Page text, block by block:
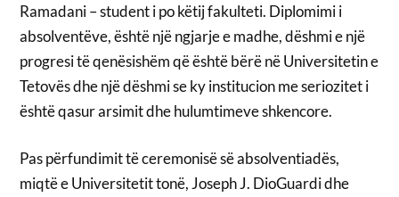
Ramadani – student i po këtij fakulteti. Diplomimi i
absolventëve, është një ngjarje e madhe, dëshmi e një
progresi të qenësishëm që është bërë në Universitetin e
Tetovës dhe një dëshmi se ky institucion me seriozitet i
është qasur arsimit dhe hulumtimeve shkencore.
Pas përfundimit të ceremonisë së absolventiadës,
miqtë e Universitetit tonë, Joseph J. DioGuardi dhe